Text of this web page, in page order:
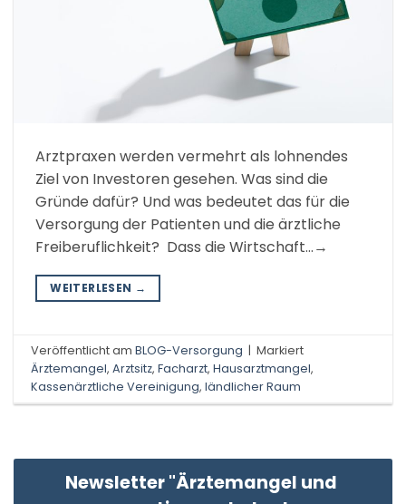
Arztpraxen werden vermehrt als lohnendes
Ziel von Investoren gesehen. Was sind die
Gründe dafür? Und was bedeutet das für die
Versorgung der Patienten und die ärztliche
Freiberuflichkeit? Dass die Wirtschaft…→
WEITERLESEN →
Veröffentlicht amBLOG-Versorgung | Markiert
Ärztemangel,Arztsitz,Facharzt,Hausarztmangel,
Kassenärztliche Vereinigung,ländlicher Raum
Newsletter "Ärztemangel und